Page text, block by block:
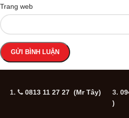
Trang web
1. 0813 11 27 27 (Mr Tây) 3.
)